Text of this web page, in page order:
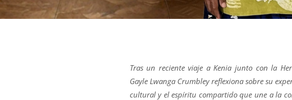
Tras un reciente viaje a Kenia junto con la
Gayle Lwanga Crumbley reflexiona sobre su
cultural y el espíritu compartido que une a la